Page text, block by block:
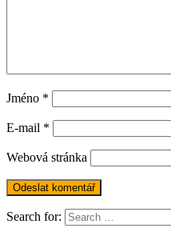
Jméno *
E-mail *
Webová stránka
Search for: